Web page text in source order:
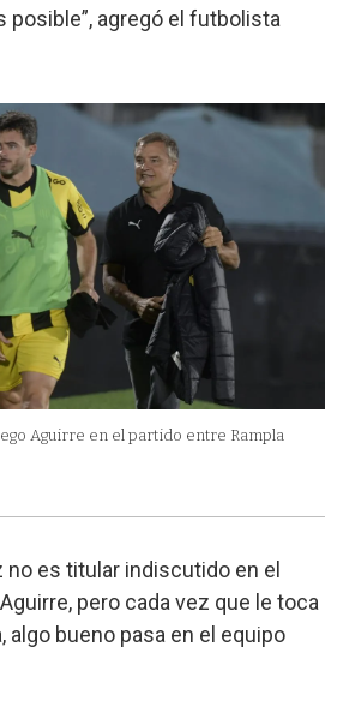
posible”, agregó el futbolista
Aguirre en el partido entre Rampla
no es titular indiscutido en el
pero cada vez que le toca
algo bueno pasa en el equipo